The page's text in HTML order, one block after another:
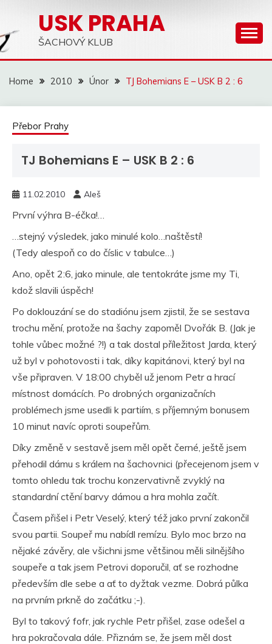
content
USK PRAHA
ŠACHOVÝ KLUB
Home 2010 Únor TJ Bohemians E – USK B 2 : 6
Přebor Prahy
TJ Bohemians E – USK B 2 : 6
11.02.2010 Aleš
První výhra B-éčka!…
…stejný výsledek, jako minulé kolo…naštěstí!
(Tedy alespoň co do číslic v tabulce…)
Ano, opět 2:6, jako minule, ale tentokráte jsme my Ti,
kdož slavili úspěch!
Po doklouzání se do stadiónu jsem zjistil, že se sestava
trochu mění, protože na šachy zapoměl Dvořák B. (Jak je
tohle vůbec možné ?!) a tak dostal příležitost Jarda, který
už byl v pohotovosti i tak, díky kapitánovi, který byl na
vše připraven. V 18:00 chyběl už jenom Petr a hrací
místnost domácích. Po drobných organizačních
problémech jsme usedli k partiím, s příjemným bonusem
10 minut navíc oproti soupeřům.
Díky změně v sestavě jsem měl opět černé, ještě jsem
přehodil dámu s králem na šachovnici (přecejenom jsem v
tomto ohledu tak trochu konzervativně zvyklý na
standardní ctění barvy dámou a hra mohla začít.
Časem přišel i Petr Veselý, který též jako první zakončil
svou partii. Soupeř mu nabídl remízu. Bylo moc brzo na
nějaké závěry, ale všichni jsme většinou měli silnějšího
soupeře a tak jsem Petrovi doporučil, ať se rozhodne
především dle sebe a ať to dyžtak vezme. Dobrá půlka
na prvním prkně do začátku ;-).
Byl to takový fofr, jak rychle Petr přišel, zase odešel a
hra pokračovala dále. Přiznám se, že jsem měl dost